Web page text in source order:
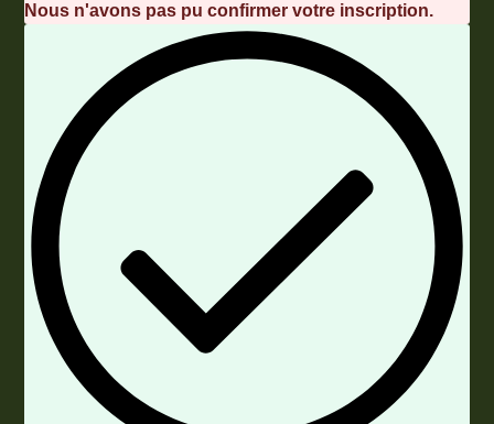
Nous n'avons pas pu confirmer votre inscription.